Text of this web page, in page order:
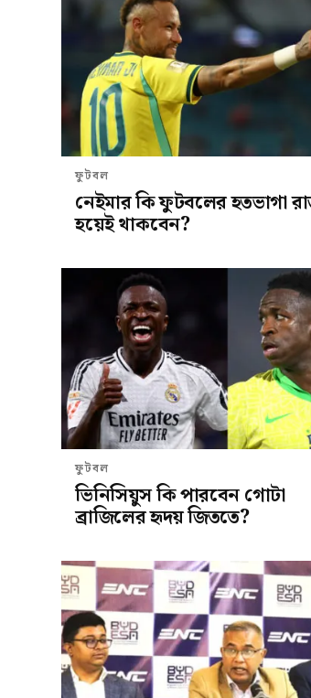
ফুটবল
নেইমার কি ফুটবলের হতভাগা
হয়েই থাকবেন?
ফুটবল
ভিনিসিয়ুস কি পারবেন গোটা
ব্রাজিলের হৃদয় জিততে?